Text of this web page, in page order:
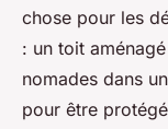
chose pour les
: un toit
nomades dans un
pour être